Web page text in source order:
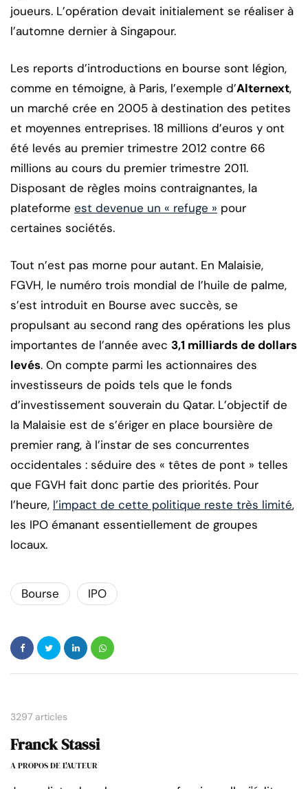
joueurs. L’opération devait initialement se réaliser à
l’automne dernier à Singapour.
Les reports d’introductions en bourse sont légion,
comme en témoigne, à Paris, l’exemple d’Alternext,
un marché crée en 2005 à destination des petites
et moyennes entreprises. 18 millions d’euros y ont
été levés au premier trimestre 2012 contre 66
millions au cours du premier trimestre 2011.
Disposant de règles moins contraignantes, la
plateforme est devenue un « refuge » pour
certaines sociétés.
Tout n’est pas morne pour autant. En Malaisie,
FGVH, le numéro trois mondial de l’huile de palme,
s’est introduit en Bourse avec succès, se
propulsant au second rang des opérations les plus
importantes de l’année avec 3,1 milliards de dollars
levés. On compte parmi les actionnaires des
investisseurs de poids tels que le fonds
d’investissement souverain du Qatar. L’objectif de
la Malaisie est de s’ériger en place boursière de
premier rang, à l’instar de ses concurrentes
occidentales : séduire des « têtes de pont » telles
que FGVH fait donc partie des priorités. Pour
l’heure, l’impact de cette politique reste très limité,
les IPO émanant essentiellement de groupes
locaux.
Bourse IPO
3297 articles
Franck Stassi
A PROPOS DE L'AUTEUR